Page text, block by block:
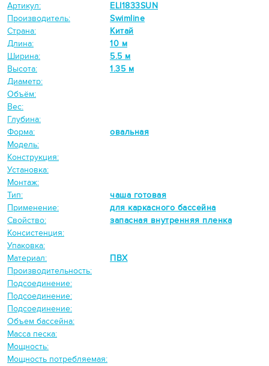
Артикул:
ELI1833SUN
Производитель:
Swimline
Страна:
Китай
Длина:
10 м
Ширина:
5.5 м
Высота:
1.35 м
Диаметр:
Объём:
Вес:
Глубина:
Форма:
овальная
Модель:
Конструкция:
Установка:
Монтаж:
Тип:
чаша готовая
Применение:
для каркасного бассейна
Свойство:
запасная внутренняя пленка
Консистенция:
Упаковка:
Материал:
ПВХ
Производительность:
Подсоединение:
Подсоединение:
Подсоединение:
Объем бассейна:
Масса песка:
Мощность:
Мощность потребляемая: